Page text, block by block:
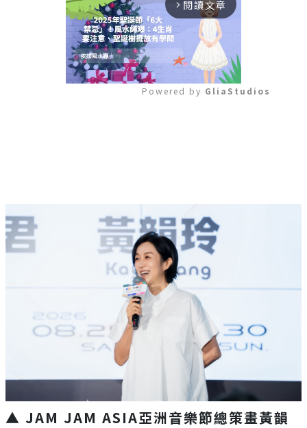
arrow_forward_ios 閱讀文章
Powered by GliaStudios
▲ JAM JAM ASIA亞洲音樂節總策畫黃韻